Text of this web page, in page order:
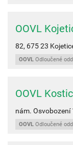
OOVL
82, 675 23
OOVL Odloučené
OOVL
nám. Osvobození
OOVL Odloučené